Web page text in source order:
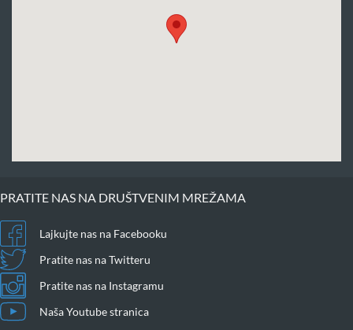
PRATITE NAS NA DRUŠTVENIM MREŽAMA
Lajkujte nas na Facebooku
Pratite nas na Twitteru
Pratite nas na Instagramu
Naša Youtube stranica